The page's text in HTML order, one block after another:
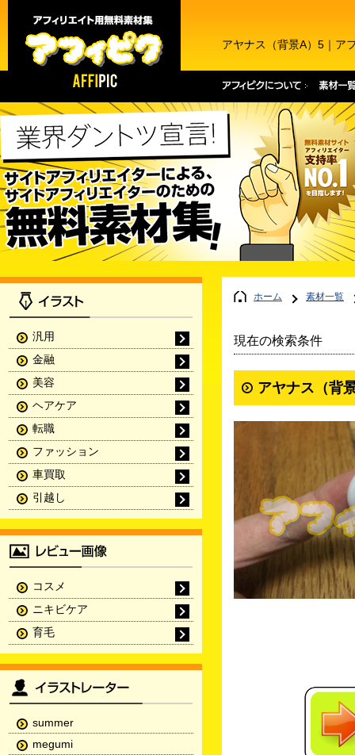
アヤナス（背景A）5｜ア
ホーム 素材一覧
現在の検索条件
アヤナス（背
汎用
金融
美容
ヘアケア
転職
ファッション
車買取
引越し
コスメ
ニキビケア
育毛
summer
megumi